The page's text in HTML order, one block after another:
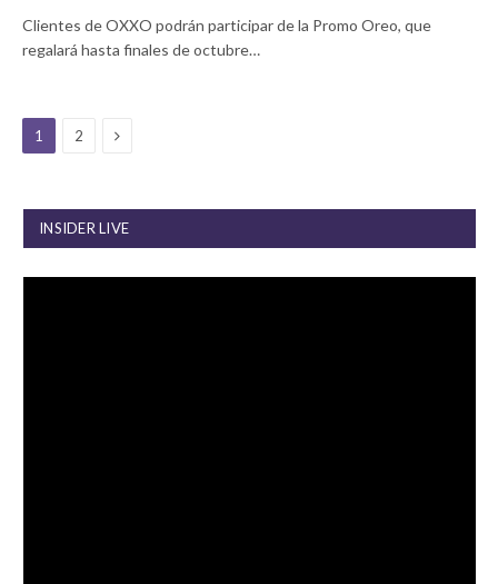
Clientes de OXXO podrán participar de la Promo Oreo, que
regalará hasta finales de octubre…
1 2 Next
INSIDER LIVE